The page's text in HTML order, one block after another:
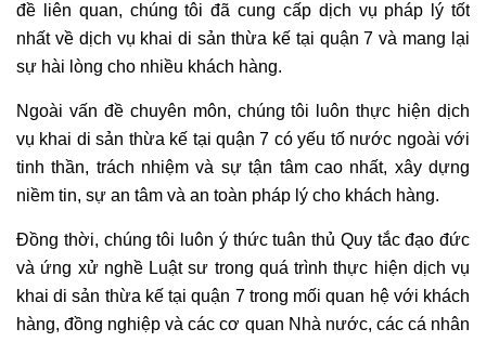
đề liên quan, chúng tôi đã cung cấp dịch vụ pháp lý tốt
nhất về dịch vụ khai di sản thừa kế tại quận 7 và mang lại
sự hài lòng cho nhiều khách hàng.
Ngoài vấn đề chuyên môn, chúng tôi luôn thực hiện dịch
vụ khai di sản thừa kế tại quận 7 có yếu tố nước ngoài với
tinh thần, trách nhiệm và sự tận tâm cao nhất, xây dựng
niềm tin, sự an tâm và an toàn pháp lý cho khách hàng.
Đồng thời, chúng tôi luôn ý thức tuân thủ Quy tắc đạo đức
và ứng xử nghề Luật sư trong quá trình thực hiện dịch vụ
khai di sản thừa kế tại quận 7 trong mối quan hệ với khách
hàng, đồng nghiệp và các cơ quan Nhà nước, các cá nhân